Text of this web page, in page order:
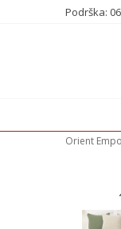
Podrška:
Orient